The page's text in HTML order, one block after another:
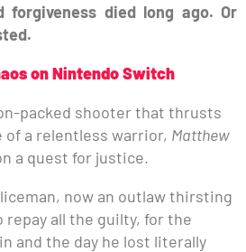
forgiveness died long ago. Or
on Nintendo Switch
packed shooter that thrusts
a relentless warrior, Matthew
a quest for justice.
now an outlaw thirsting
repay all the guilty, for the
and the day he lost literally